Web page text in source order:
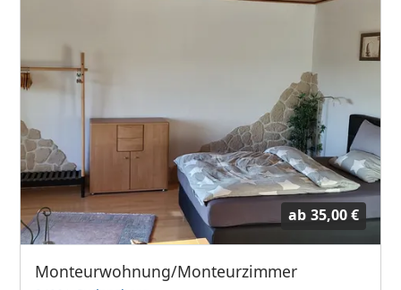
ab 35,00 €
Monteurwohnung/Monteurzimmer